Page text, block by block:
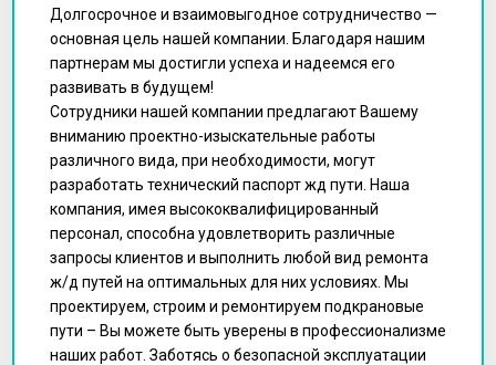
Долгосрочное и взаимовыгодное сотрудничество —
основная цель нашей компании. Благодаря нашим
партнерам мы достигли успеха и надеемся его
развивать в будущем!
Сотрудники нашей компании предлагают Вашему
вниманию проектно-изыскательные работы
различного вида, при необходимости, могут
разработать технический паспорт жд пути. Наша
компания, имея высококвалифицированный
персонал, способна удовлетворить различные
запросы клиентов и выполнить любой вид ремонта
ж/д путей на оптимальных для них условиях. Мы
проектируем, строим и ремонтируем подкрановые
пути – Вы можете быть уверены в профессионализме
наших работ. Заботясь о безопасной эксплуатации